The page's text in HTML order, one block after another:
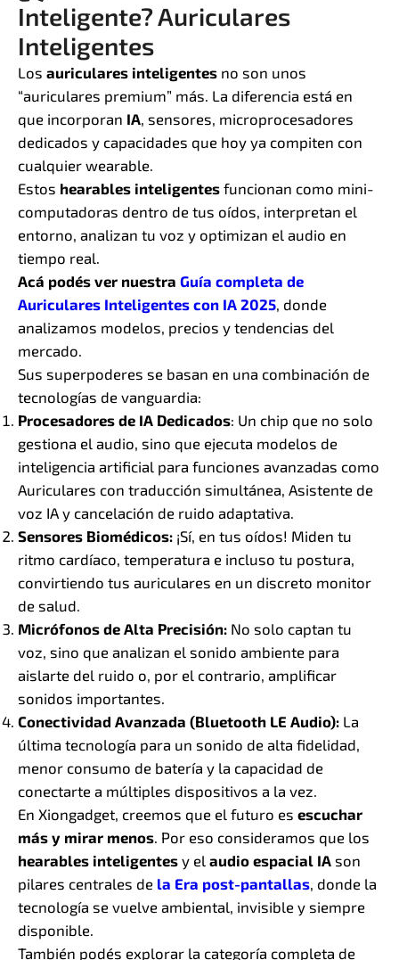
Inteligente? Auriculares
Inteligentes
Los auriculares inteligentes no son unos
“auriculares premium” más. La diferencia está en
que incorporan IA, sensores, microprocesadores
dedicados y capacidades que hoy ya compiten con
cualquier wearable.
Estos hearables inteligentes funcionan como mini-
computadoras dentro de tus oídos, interpretan el
entorno, analizan tu voz y optimizan el audio en
tiempo real.
Acá podés ver nuestra Guía completa de
Auriculares Inteligentes con IA 2025, donde
analizamos modelos, precios y tendencias del
mercado.
Sus superpoderes se basan en una combinación de
tecnologías de vanguardia:
Procesadores de IA Dedicados: Un chip que no solo
gestiona el audio, sino que ejecuta modelos de
inteligencia artificial para funciones avanzadas como
Auriculares con traducción simultánea, Asistente de
voz IA y cancelación de ruido adaptativa.
Sensores Biomédicos: ¡Sí, en tus oídos! Miden tu
ritmo cardíaco, temperatura e incluso tu postura,
convirtiendo tus auriculares en un discreto monitor
de salud.
Micrófonos de Alta Precisión: No solo captan tu
voz, sino que analizan el sonido ambiente para
aislarte del ruido o, por el contrario, amplificar
sonidos importantes.
Conectividad Avanzada (Bluetooth LE Audio): La
última tecnología para un sonido de alta fidelidad,
menor consumo de batería y la capacidad de
conectarte a múltiples dispositivos a la vez.
En Xiongadget, creemos que el futuro es escuchar
más y mirar menos. Por eso consideramos que los
hearables inteligentes y el audio espacial IA son
pilares centrales de la Era post-pantallas, donde la
tecnología se vuelve ambiental, invisible y siempre
disponible.
También podés explorar la categoría completa de